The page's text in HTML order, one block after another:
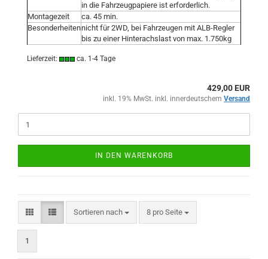
in die Fahrzeugpapiere ist erforderlich.
Montagezeit
ca. 45 min.
Besonderheitennicht für 2WD, bei Fahrzeugen mit ALB-Regler
bis zu einer Hinterachslast von max. 1.750kg
Lieferzeit: ca. 1-4 Tage
429,00 EUR
inkl. 19% MwSt. inkl. innerdeutschem Versand
IN DEN WARENKORB
Sortieren nach
Sortieren nach 8 pro Seite
pro Seite
1